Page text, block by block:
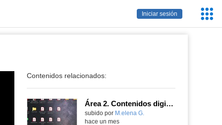
Iniciar sesión
Contenidos relacionados:
Área 2. Contenidos digitales
Contenido educativo.
subido por M.elena G.
hace un mes